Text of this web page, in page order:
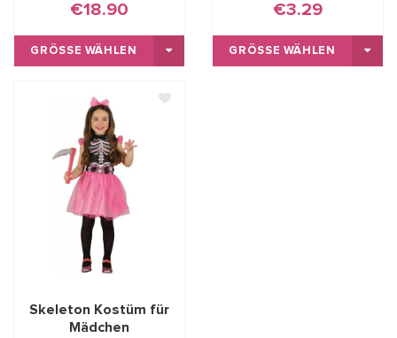
€18.90
GRÖSSE WÄHLEN
€3.29
GRÖSSE WÄHLEN
Skeleton Kostüm für
Mädchen